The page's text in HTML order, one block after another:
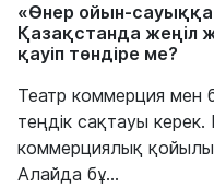
«Өнер ойын-сауыққа
Қазақстанда жеңіл
қауіп төндіре ме?
Театр коммерция мен
теңдік сақтауы
коммерциялық
Алайда бұ...